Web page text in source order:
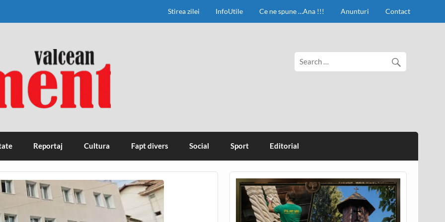
Stirea zilei InfoUtile Ce ne spune …Ana !!! Anunturi Contact
Reportaj Cultura Fapt divers Social Sport Editorial